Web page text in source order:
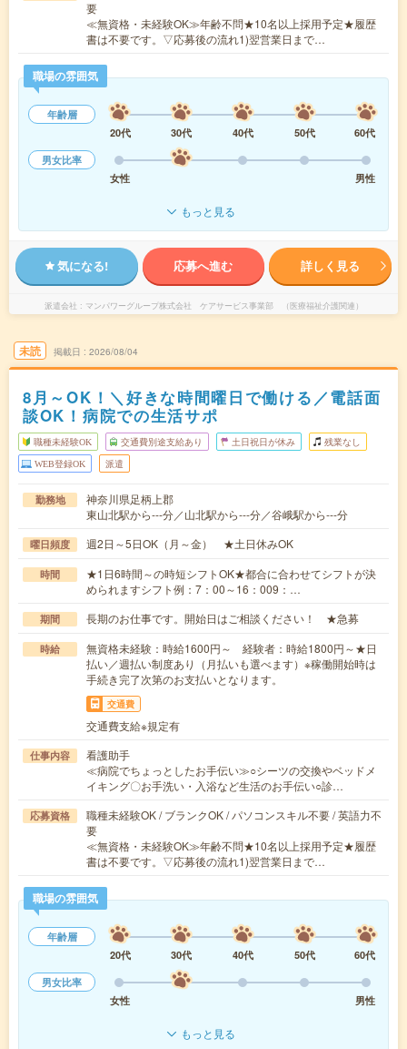
要
≪無資格・未経験OK≫年齢不問★10名以上採用予定★履歴
書は不要です。▽応募後の流れ1)翌営業日まで…
職場の雰囲気
年齢層
20代
30代 40代 50代
60代
男女比率
女性
男性
もっと見る
気になる! 応募へ進む 詳しく見る
派遣会社 マンパワーグループ株式会社 ケアサービス事業部 （医療福祉介護関連）
未読 掲載日 2026/08/04
8月～OK！＼好きな時間曜日で働ける／電話面
談OK！病院での生活サポ
職種未経験OK 交通費別途支給あり 土日祝日が休み 残業なし
WEB登録OK 派遣
勤務地
神奈川県足柄上郡
東山北駅から---分／山北駅から---分／谷峨駅から---分
曜日頻度 週2日～5日OK（月～金） ★土日休みOK
時間
★1日6時間～の時短シフトOK★都合に合わせてシフトが決
められますシフト例：7：00～16：009：…
期間 長期のお仕事です。開始日はご相談ください！ ★急募
時給
無資格未経験：時給1600円～ 経験者：時給1800円～★日
払い／週払い制度あり（月払いも選べます）※稼働開始時は
手続き完了次第のお支払いとなります。
交通費
交通費支給※規定有
仕事内容
看護助手
≪病院でちょっとしたお手伝い≫○シーツの交換やベッドメ
イキング〇お手洗い・入浴など生活のお手伝い○診…
応募資格
職種未経験OK / ブランクOK / パソコンスキル不要 / 英語力不
要
≪無資格・未経験OK≫年齢不問★10名以上採用予定★履歴
書は不要です。▽応募後の流れ1)翌営業日まで…
職場の雰囲気
年齢層
20代
30代 40代 50代
60代
男女比率
女性
男性
もっと見る